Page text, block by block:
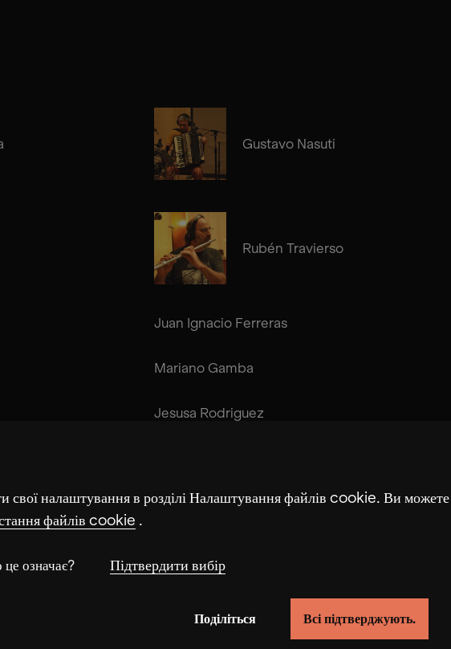
свої налаштування в розділі Налаштування файлів cookie. Ви
файлів cookie .
означає? Підтвердити вибір
Поділіться Всі підтверджують.
Gustavo Nasuti
Rubén Travierso
Juan Ignacio Ferreras
Mariano Gamba
Jesusa Rodriguez